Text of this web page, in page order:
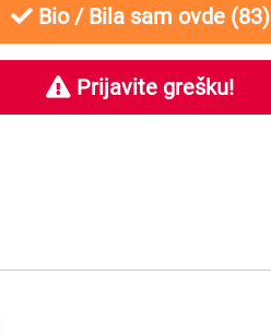
Bio / Bila sam ovde (83)
Prijavite grešku!